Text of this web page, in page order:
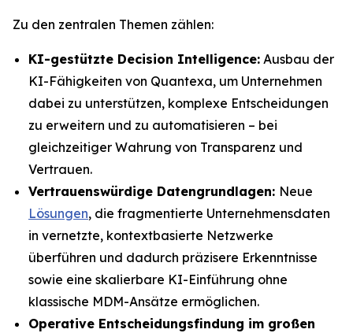
Zu den zentralen Themen zählen:
KI-gestützte Decision Intelligence: Ausbau der
KI-Fähigkeiten von Quantexa, um Unternehmen
dabei zu unterstützen, komplexe Entscheidungen
zu erweitern und zu automatisieren – bei
gleichzeitiger Wahrung von Transparenz und
Vertrauen.
Vertrauenswürdige Datengrundlagen: Neue
Lösungen, die fragmentierte Unternehmensdaten
in vernetzte, kontextbasierte Netzwerke
überführen und dadurch präzisere Erkenntnisse
sowie eine skalierbare KI-Einführung ohne
klassische MDM-Ansätze ermöglichen.
Operative Entscheidungsfindung im großen